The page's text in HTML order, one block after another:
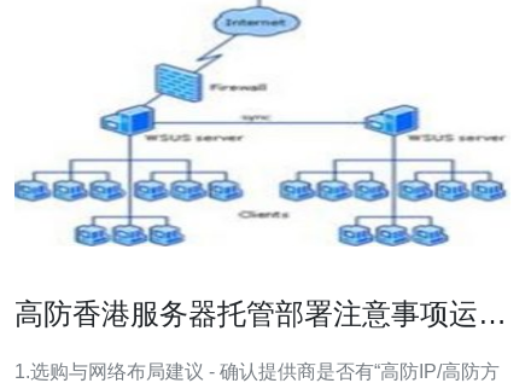
高防香港服务器托管部署注意事项运维
1.选购与网络布局建议 - 确认提供商是否有“高防IP/高防方